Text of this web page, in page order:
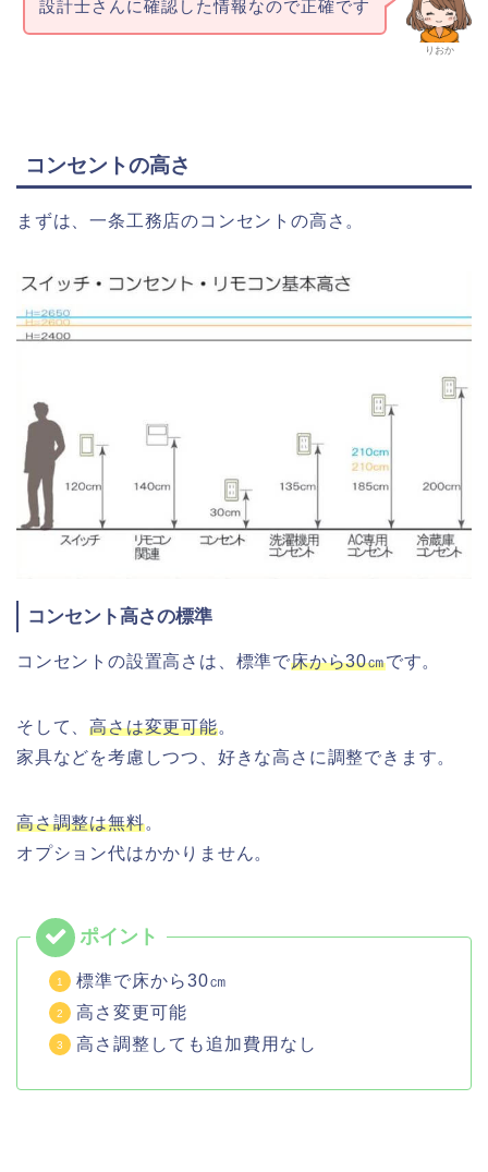
りおか
設計士さんに確認した情報なので正確です
コンセントの高さ
まずは、一条工務店のコンセントの高さ。
コンセント高さの標準
コンセントの設置高さは、標準で床から30㎝です。
そして、高さは変更可能。
家具などを考慮しつつ、好きな高さに調整できます。
高さ調整は無料。
オプション代はかかりません。
標準で床から30㎝
高さ変更可能
高さ調整しても追加費用なし